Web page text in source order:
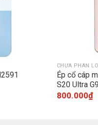
CHƯA PHÂN
Ép cổ cáp
S20 Ultra
800.000₫